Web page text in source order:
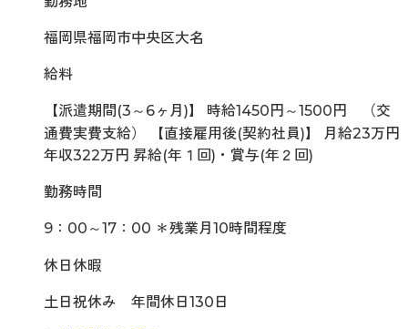
福岡県福岡市中央区大名
給料
【派遣期間(3～6ヶ月)】 時給1450円～1500円 （交
通費実費支給） 【直接雇用後(契約社員)】 月給23万円
年収322万円 昇給(年１回)・賞与(年２回)
勤務時間
9：00～17：00 ＊残業月10時間程度
休日休暇
土日祝休み 年間休日130日